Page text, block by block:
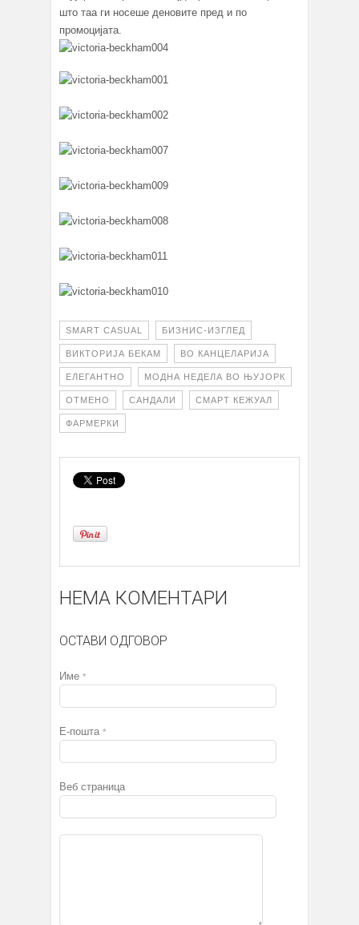
што таа ги носеше деновите пред и по
промоцијата.
SMART CASUAL БИЗНИС-ИЗГЛЕД
ВИКТОРИЈА БЕКАМ ВО КАНЦЕЛАРИЈА
ЕЛЕГАНТНО МОДНА НЕДЕЛА ВО ЊУЈОРК
ОТМЕНО САНДАЛИ СМАРТ КЕЖУАЛ
ФАРМЕРКИ
НЕМА КОМЕНТАРИ
ОСТАВИ ОДГОВОР
Име *
Е-пошта *
Веб страница